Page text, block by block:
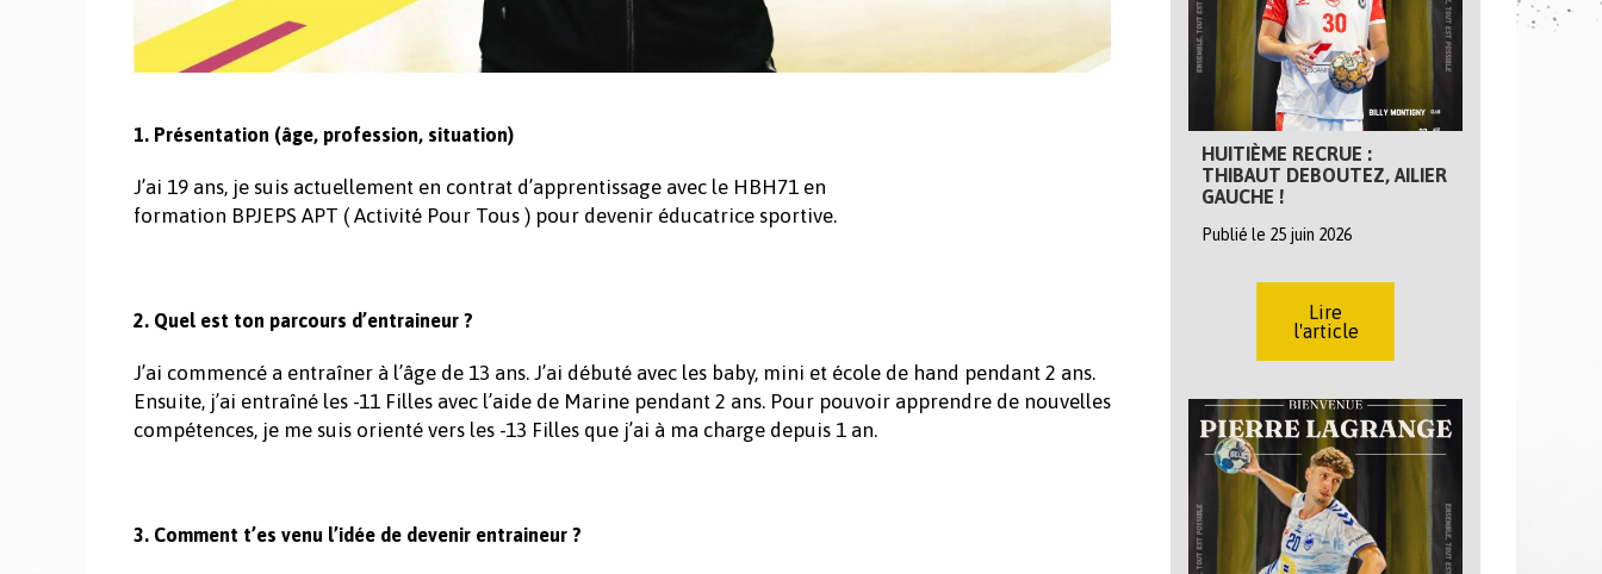
1. Présentation (âge, profession, situation)
J’ai 19 ans, je suis actuellement en contrat d’apprentissage avec le HBH71 en
formation BPJEPS APT ( Activité Pour Tous ) pour devenir éducatrice sportive.
2. Quel est ton parcours d’entraineur ?
J’ai commencé a entraîner à l’âge de 13 ans. J’ai débuté avec les baby, mini et école de hand pendant 2 ans.
Ensuite, j’ai entraîné les -11 Filles avec l’aide de Marine pendant 2 ans. Pour pouvoir apprendre de nouvelles
compétences, je me suis orienté vers les -13 Filles que j’ai à ma charge depuis 1 an.
3. Comment t’es venu l’idée de devenir entraineur ?
HUITIÈME RECRUE :
THIBAUT DEBOUTEZ, AILIER
GAUCHE !
Publié le 25 juin 2026
Lire
l'article